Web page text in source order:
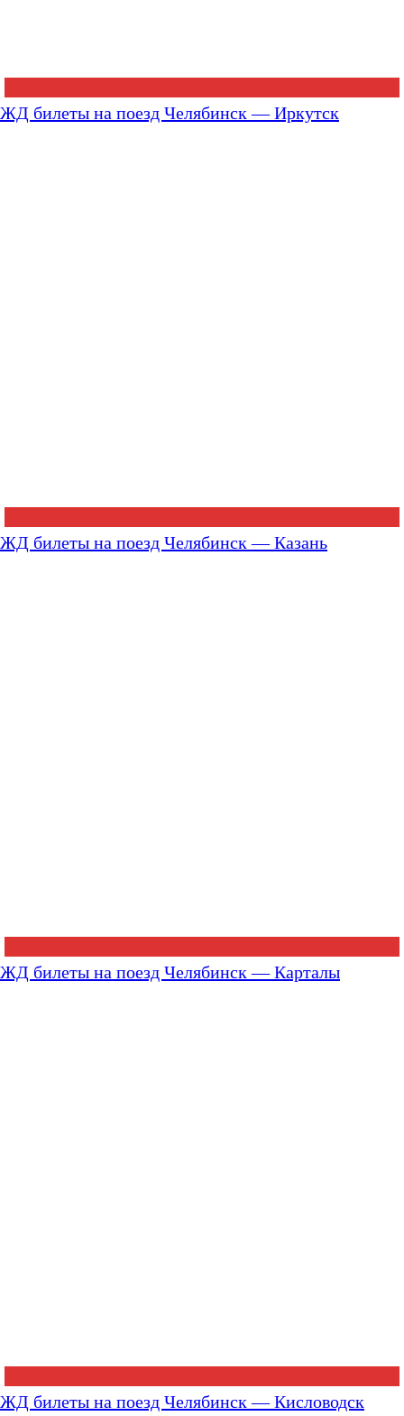
ЖД билеты на поезд Челябинск — Иркутск
ЖД билеты на поезд Челябинск — Казань
ЖД билеты на поезд Челябинск — Карталы
ЖД билеты на поезд Челябинск — Кисловодск